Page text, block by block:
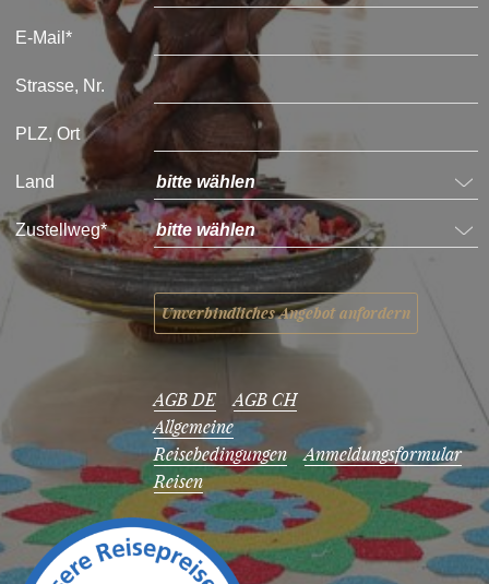
E-Mail*
Strasse, Nr.
PLZ, Ort
Land
Zustellweg*
AGB DE
AGB CH
Allgemeine
Reisebedingungen
Anmeldungsformular
Reisen